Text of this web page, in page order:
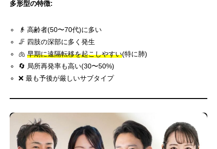
多形型の特徴:
👴 高齢者(50〜70代)に多い
🦵 四肢の深部に多く発生
🫁早期に遠隔転移を起こしやすい(特に肺)
🔄 局所再発率も高い(30〜50%)
❌ 最も予後が厳しいサブタイプ